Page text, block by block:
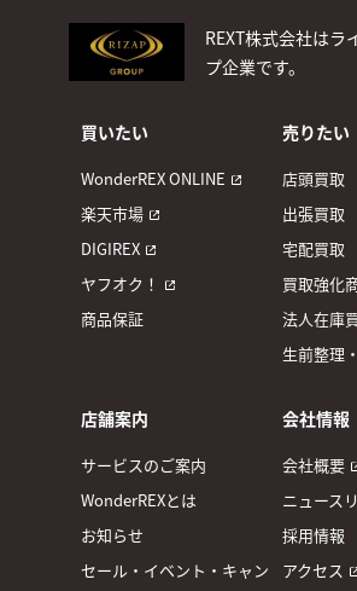
REXT株式会社はラ
プ企業です。
買いたい
WonderREX ONLINE
楽天市場
DIGIREX
ヤフオク！
商品保証
売りたい
店頭買取
出張買取
宅配買取
買取強化
法人在庫
生前整理
店舗案内
サービスのご案内
WonderREXとは
お知らせ
セール・イベント・キャン
会社情報
会社概要
ニュース
採用情報
アクセス